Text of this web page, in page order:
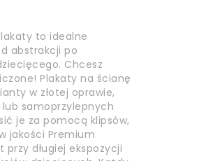
to idealne
abstrakcji po
Chcesz
Plakaty na ścianę
w złotej oprawie,
samoprzylepnych
je za pomocą klipsów,
jakości Premium
długiej ekspozycji